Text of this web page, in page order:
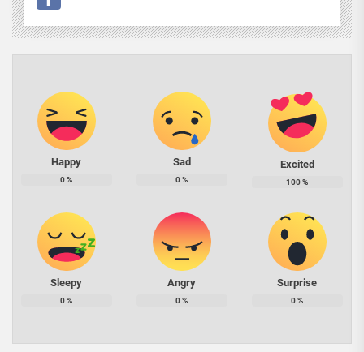
Happy
0%
Sad
0%
Excited
100%
Sleepy
0%
Angry
0%
Surprise
0%